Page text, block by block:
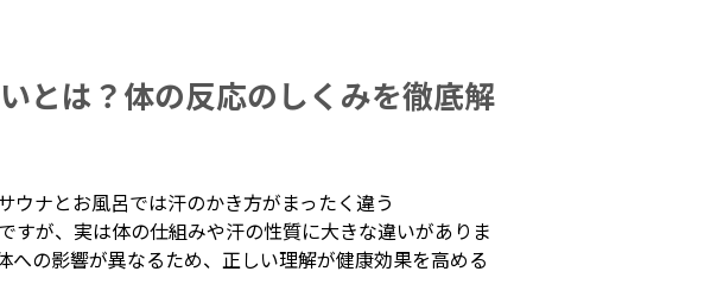
とは？体の反応のしくみを徹底解
ウナとお風呂では汗のかき方がまったく違う
すが、実は体の仕組みや汗の性質に大きな違いがありま
の影響が異なるため、正しい理解が健康効果を高める